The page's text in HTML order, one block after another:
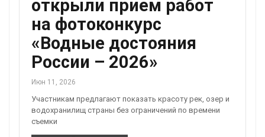
открыли прием работ
на фотоконкурс
«Водные достояния
России – 2026»
Июн 11, 2026
Участникам предлагают показать красоту рек, озер и
водохранилищ страны без ограничений по времени
съемки